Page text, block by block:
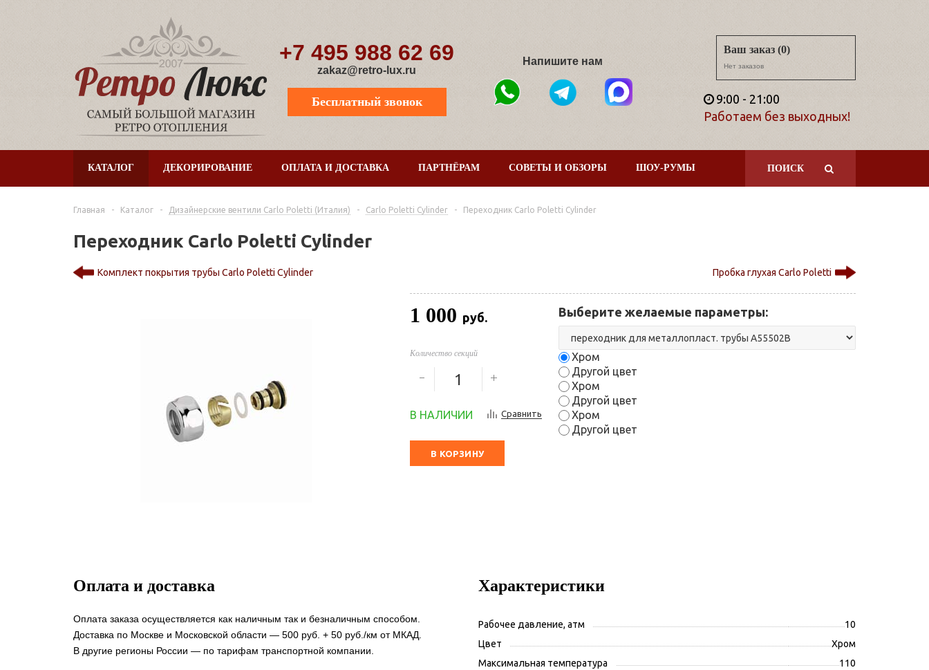
+7 495 988 62 69
zakaz@retro-lux.ru
Бесплатный звонок
Напишите нам
Ваш заказ (0)
Нет заказов
9:00 - 21:00
Работаем без выходных!
ПОИСК
КАТАЛОГ ДЕКОРИРОВАНИЕ ОПЛАТА И ДОСТАВКА ПАРТНЁРАМ СОВЕТЫ И ОБЗОРЫ ШОУ-РУМЫ
Главная - Каталог - Дизайнерские вентили Сarlo Poletti (Италия) - Carlo Poletti Cylinder - Переходник Carlo Poletti Cylinder
Переходник Carlo Poletti Cylinder
Комплект покрытия трубы Carlo Poletti Cylinder Пробка глухая Carlo Poletti
1 000 руб.
Количество секций
В НАЛИЧИИ Сравнить
Выберите желаемые параметры:
Хром
Другой цвет
Хром
Другой цвет
Хром
Другой цвет
В КОРЗИНУ
Оплата и доставка
Оплата заказа осуществляется как наличным так и безналичным способом.
Доставка по Москве и Московской области — 500 руб. + 50 руб./км от МКАД.
В другие регионы России — по тарифам транспортной компании.
Характеристики
Рабочее давление, атм
10
Цвет
Хром
Максимальная температура
110